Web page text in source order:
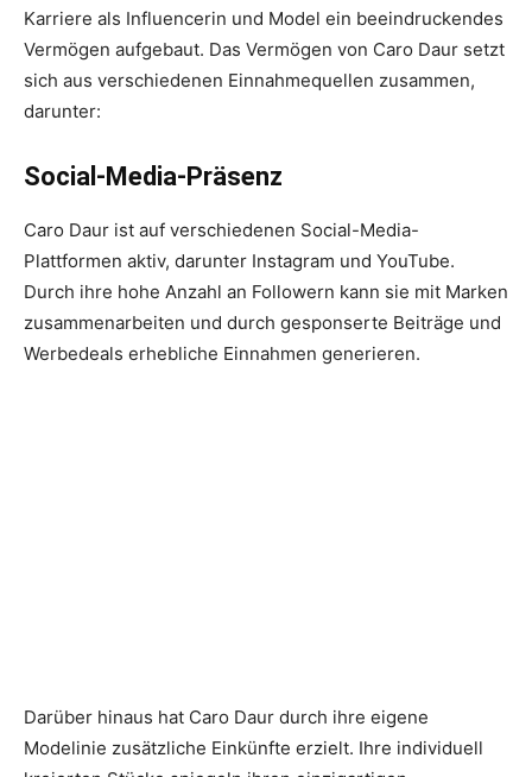
Karriere als Influencerin und Model ein beeindruckendes
Vermögen aufgebaut. Das Vermögen von Caro Daur setzt
sich aus verschiedenen Einnahmequellen zusammen,
darunter:
Social-Media-Präsenz
Caro Daur ist auf verschiedenen Social-Media-
Plattformen aktiv, darunter Instagram und YouTube.
Durch ihre hohe Anzahl an Followern kann sie mit Marken
zusammenarbeiten und durch gesponserte Beiträge und
Werbedeals erhebliche Einnahmen generieren.
Darüber hinaus hat Caro Daur durch ihre eigene
Modelinie zusätzliche Einkünfte erzielt. Ihre individuell